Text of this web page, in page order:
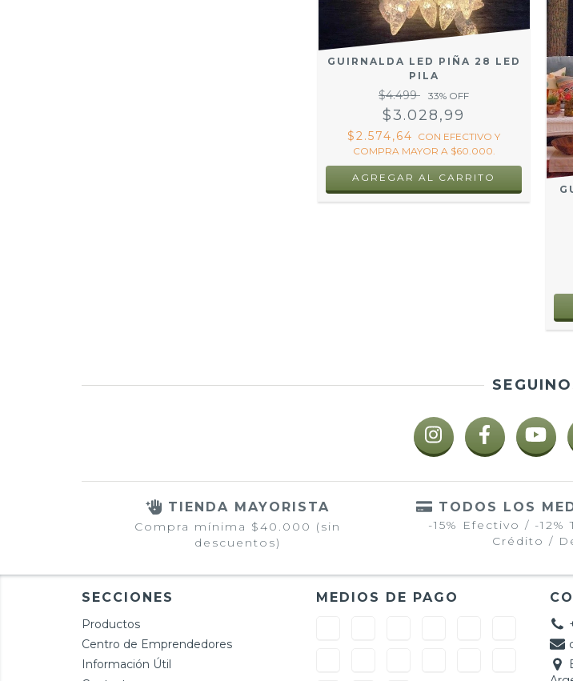
GUIRNALDA LED PIÑA 28 LED
PILA
$4.499 33 % OFF
$3.028,99
$2.574,64CON EFECTIVO Y
COMPRA MAYOR A $60.000.
AGREGAR AL CARRITO
TIENDA MAYORISTA
Compra mínima $40.000 (sin
TODOS LOS
-15% Efectivo / -12%
Productos
Centro de Emprendedores